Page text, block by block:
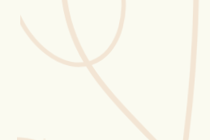
Vogelstimmen
Gartenplaner